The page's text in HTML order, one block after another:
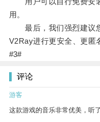
用。
最后，我们强烈建议
V2Ray进行更安全、更匿
#3#
评论
游客
这款游戏的音乐非常优美，听